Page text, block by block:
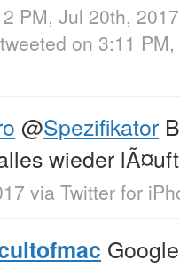
PM, Jul 20th, 2017
on 3:11
@Spezifikator
wieder
via Twitter for